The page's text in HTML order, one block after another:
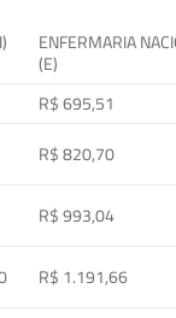
ENFERMARIA
(E)
R$ 695,51
R$ 820,70
R$ 993,04
R$ 1.191,66